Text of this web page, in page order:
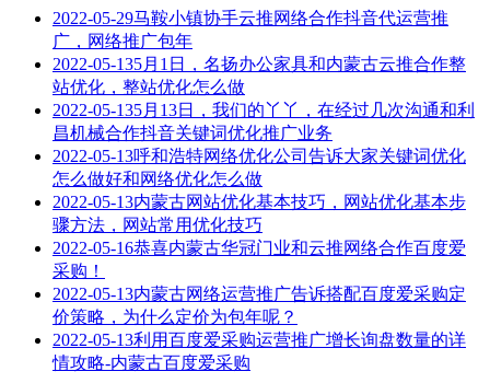
2022-05-29马鞍小镇协手云推网络合作抖音代运营推
广，网络推广包年
2022-05-135月1日，名扬办公家具和内蒙古云推合作整
站优化，整站优化怎么做
2022-05-135月13日，我们的丫丫，在经过几次沟通和利
昌机械合作抖音关键词优化推广业务
2022-05-13呼和浩特网络优化公司告诉大家关键词优化
怎么做好和网络优化怎么做
2022-05-13内蒙古网站优化基本技巧，网站优化基本步
骤方法，网站常用优化技巧
2022-05-16恭喜内蒙古华冠门业和云推网络合作百度爱
采购！
2022-05-13内蒙古网络运营推广告诉搭配百度爱采购定
价策略，为什么定价为包年呢？
2022-05-13利用百度爱采购运营推广增长询盘数量的详
情攻略-内蒙古百度爱采购